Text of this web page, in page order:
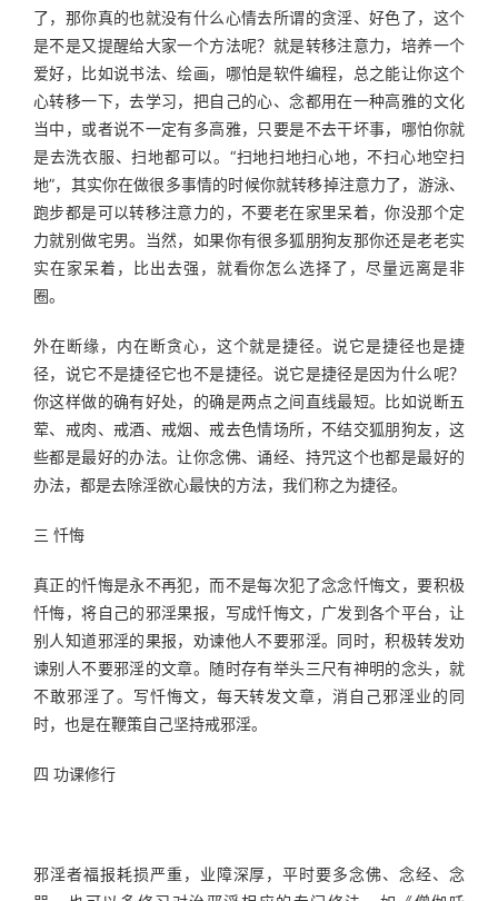
了，那你真的也就没有什么心情去所谓的贪淫、好色了，这个
是不是又提醒给大家一个方法呢？就是转移注意力，培养一个
爱好，比如说书法、绘画，哪怕是软件编程，总之能让你这个
心转移一下，去学习，把自己的心、念都用在一种高雅的文化
当中，或者说不一定有多高雅，只要是不去干坏事，哪怕你就
是去洗衣服、扫地都可以。“扫地扫地扫心地，不扫心地空扫
地”，其实你在做很多事情的时候你就转移掉注意力了，游泳、
跑步都是可以转移注意力的，不要老在家里呆着，你没那个定
力就别做宅男。当然，如果你有很多狐朋狗友那你还是老老实
实在家呆着，比出去强，就看你怎么选择了，尽量远离是非
圈。
外在断缘，内在断贪心，这个就是捷径。说它是捷径也是捷
径，说它不是捷径它也不是捷径。说它是捷径是因为什么呢？
你这样做的确有好处，的确是两点之间直线最短。比如说断五
荤、戒肉、戒酒、戒烟、戒去色情场所，不结交狐朋狗友，这
些都是最好的办法。让你念佛、诵经、持咒这个也都是最好的
办法，都是去除淫欲心最快的方法，我们称之为捷径。
三 忏悔
真正的忏悔是永不再犯，而不是每次犯了念念忏悔文，要积极
忏悔，将自己的邪淫果报，写成忏悔文，广发到各个平台，让
别人知道邪淫的果报，劝谏他人不要邪淫。同时，积极转发劝
谏别人不要邪淫的文章。随时存有举头三尺有神明的念头，就
不敢邪淫了。写忏悔文，每天转发文章，消自己邪淫业的同
时，也是在鞭策自己坚持戒邪淫。
四 功课修行
邪淫者福报耗损严重，业障深厚，平时要多念佛、念经、念